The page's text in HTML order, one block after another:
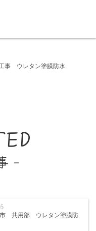
事 ウレタン塗膜防水
-
市 共用部 ウレタン塗膜防